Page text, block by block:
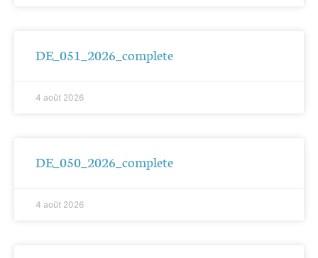
DE_051_2026_complete
4 août 2026
DE_050_2026_complete
4 août 2026